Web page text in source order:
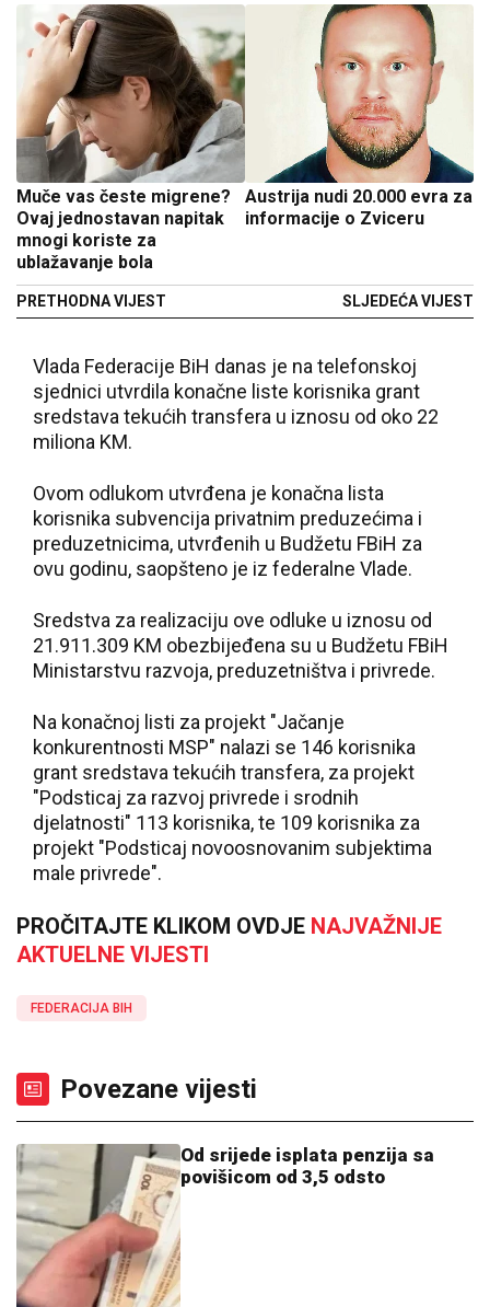
Muče vas česte migrene?
Ovaj jednostavan napitak
mnogi koriste za
ublažavanje bola
PRETHODNA VIJEST
Austrija nudi 20.000 evra za
informacije o Zviceru
SLJEDEĆA VIJEST
Vlada Federacije BiH danas je na telefonskoj
sjednici utvrdila konačne liste korisnika grant
sredstava tekućih transfera u iznosu od oko 22
miliona KM.
Ovom odlukom utvrđena je konačna lista
korisnika subvencija privatnim preduzećima i
preduzetnicima, utvrđenih u Budžetu FBiH za
ovu godinu, saopšteno je iz federalne Vlade.
Sredstva za realizaciju ove odluke u iznosu od
21.911.309 KM obezbijeđena su u Budžetu FBiH
Ministarstvu razvoja, preduzetništva i privrede.
Na konačnoj listi za projekt "Jačanje
konkurentnosti MSP" nalazi se 146 korisnika
grant sredstava tekućih transfera, za projekt
"Podsticaj za razvoj privrede i srodnih
djelatnosti" 113 korisnika, te 109 korisnika za
projekt "Podsticaj novoosnovanim subjektima
male privrede".
PROČITAJTE KLIKOM OVDJE NAJVAŽNIJE
AKTUELNE VIJESTI
FEDERACIJA BIH
Povezane vijesti
Od srijede isplata penzija sa
povišicom od 3,5 odsto